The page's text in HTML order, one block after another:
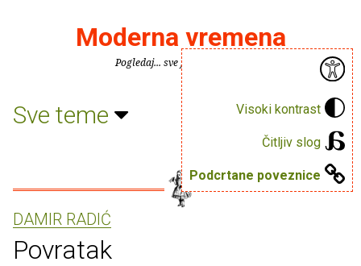
Visoki kontrast
Čitljiv slog
Podcrtane poveznice
Moderna vremena
Pogledaj... sve je puno knjiga.
Sve teme
DAMIR RADIĆ
Povratak